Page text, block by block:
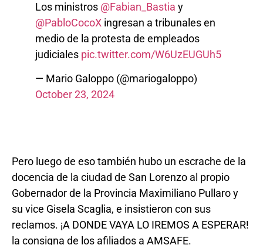
Los ministros @Fabian_Bastia y
@PabloCocoX ingresan a tribunales en
medio de la protesta de empleados
judiciales pic.twitter.com/W6UzEUGUh5
— Mario Galoppo (@mariogaloppo)
October 23, 2024
Pero luego de eso también hubo un escrache de la
docencia de la ciudad de San Lorenzo al propio
Gobernador de la Provincia Maximiliano Pullaro y
su vice Gisela Scaglia, e insistieron con sus
reclamos. ¡A DONDE VAYA LO IREMOS A ESPERAR!
la consigna de los afiliados a AMSAFE.